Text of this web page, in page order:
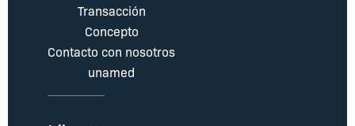
Transacción
Concepto
Contacto con nosotros
unamed